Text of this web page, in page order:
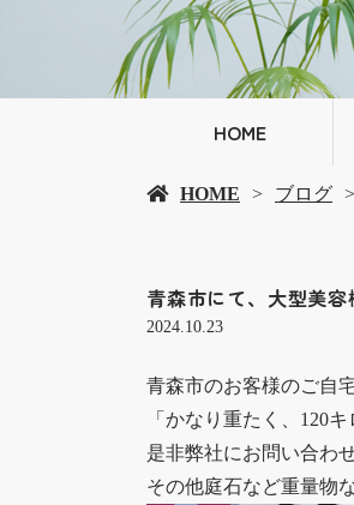
HOME
HOME ブログ
青森市にて、大型美
2024.10.23
青森市のお客様のご自
「かなり重たく、120
是非弊社にお問い合わ
その他庭石など重量物